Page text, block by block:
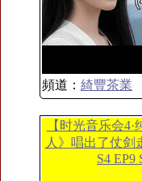
頻道： 綺豐茶業
【时光音乐会
人》唱出了仗剑
S4 EP9